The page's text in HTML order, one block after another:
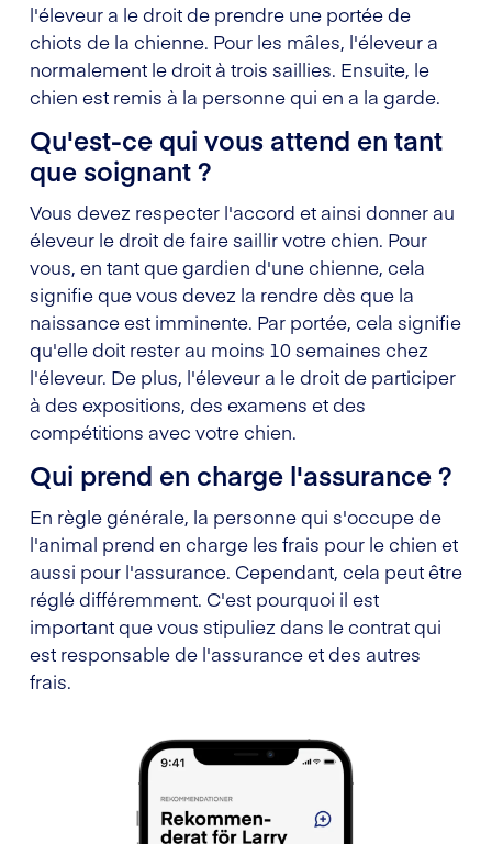
l'éleveur a le droit de prendre une portée de
chiots de la chienne. Pour les mâles, l'éleveur a
normalement le droit à trois saillies. Ensuite, le
chien est remis à la personne qui en a la garde.
Qu'est-ce qui vous attend en tant
que soignant ?
Vous devez respecter l'accord et ainsi donner au
éleveur le droit de faire saillir votre chien. Pour
vous, en tant que gardien d'une chienne, cela
signifie que vous devez la rendre dès que la
naissance est imminente. Par portée, cela signifie
qu'elle doit rester au moins 10 semaines chez
l'éleveur. De plus, l'éleveur a le droit de participer
à des expositions, des examens et des
compétitions avec votre chien.
Qui prend en charge l'assurance ?
En règle générale, la personne qui s'occupe de
l'animal prend en charge les frais pour le chien et
aussi pour l'assurance. Cependant, cela peut être
réglé différemment. C'est pourquoi il est
important que vous stipuliez dans le contrat qui
est responsable de l'assurance et des autres
frais.